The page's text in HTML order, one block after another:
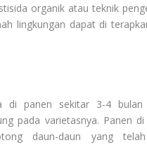
organik atau teknik
lingkungan dapat di
di panen sekitar 3-4 bulan
pada varietasnya. Panen di
daun-daun yang